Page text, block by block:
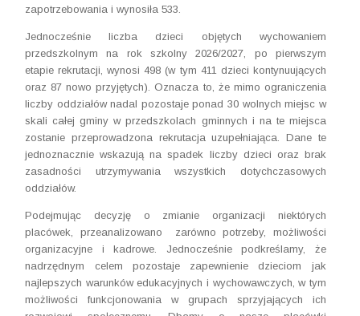
zapotrzebowania i wynosiła 533.
Jednocześnie liczba dzieci objętych wychowaniem
przedszkolnym na rok szkolny 2026/2027, po pierwszym
etapie rekrutacji, wynosi 498 (w tym 411 dzieci kontynuujących
oraz 87 nowo przyjętych). Oznacza to, że mimo ograniczenia
liczby oddziałów nadal pozostaje ponad 30 wolnych miejsc w
skali całej gminy w przedszkolach gminnych i na te miejsca
zostanie przeprowadzona rekrutacja uzupełniająca. Dane te
jednoznacznie wskazują na spadek liczby dzieci oraz brak
zasadności utrzymywania wszystkich dotychczasowych
oddziałów.
Podejmując decyzję o zmianie organizacji niektórych
placówek, przeanalizowano zarówno potrzeby, możliwości
organizacyjne i kadrowe. Jednocześnie podkreślamy, że
nadrzędnym celem pozostaje zapewnienie dzieciom jak
najlepszych warunków edukacyjnych i wychowawczych, w tym
możliwości funkcjonowania w grupach sprzyjających ich